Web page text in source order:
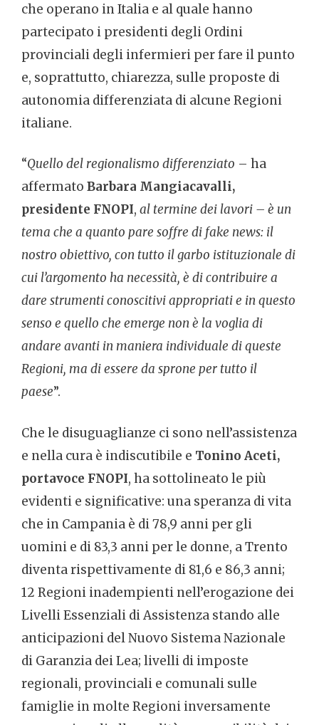
che operano in Italia e al quale hanno
partecipato i presidenti degli Ordini
provinciali degli infermieri per fare il punto
e, soprattutto, chiarezza, sulle proposte di
autonomia differenziata di alcune Regioni
italiane.
“Quello del regionalismo differenziato – ha
affermato Barbara Mangiacavalli,
presidente FNOPI, al termine dei lavori – è un
tema che a quanto pare soffre di fake news: il
nostro obiettivo, con tutto il garbo istituzionale di
cui l’argomento ha necessità, è di contribuire a
dare strumenti conoscitivi appropriati e in questo
senso e quello che emerge non è la voglia di
andare avanti in maniera individuale di queste
Regioni, ma di essere da sprone per tutto il
paese”.
Che le disuguaglianze ci sono nell’assistenza
e nella cura è indiscutibile e Tonino Aceti,
portavoce FNOPI, ha sottolineato le più
evidenti e significative: una speranza di vita
che in Campania è di 78,9 anni per gli
uomini e di 83,3 anni per le donne, a Trento
diventa rispettivamente di 81,6 e 86,3 anni;
12 Regioni inadempienti nell’erogazione dei
Livelli Essenziali di Assistenza stando alle
anticipazioni del Nuovo Sistema Nazionale
di Garanzia dei Lea; livelli di imposte
regionali, provinciali e comunali sulle
famiglie in molte Regioni inversamente